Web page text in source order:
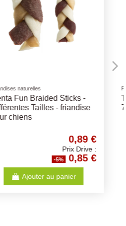
Aliments humides
Bosch Frais Poulet-Riz-
Carottes 250Gr
2,36 €
Prix Drive :
-5% 2,24 €
Ajouter au panier